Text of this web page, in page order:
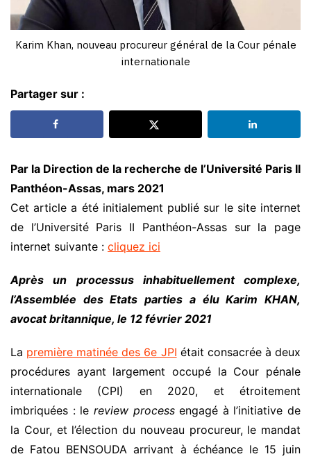
Karim Khan, nouveau procureur général de la Cour pénale
internationale
Partager sur :
Par la Direction de la recherche de l’Université Paris II
Panthéon-Assas, mars 2021
Cet article a été initialement publié sur le site internet
de l’Université Paris II Panthéon-Assas sur la page
internet suivante : cliquez ici
Après un processus inhabituellement complexe,
l’Assemblée des Etats parties a élu Karim KHAN,
avocat britannique, le 12 février 2021
La première matinée des 6e JPI était consacrée à deux
procédures ayant largement occupé la Cour pénale
internationale (CPI) en 2020, et étroitement
imbriquées : le review processengagé à l’initiative de
la Cour, et l’élection du nouveau procureur, le mandat
de Fatou BENSOUDA arrivant à échéance le 15 juin